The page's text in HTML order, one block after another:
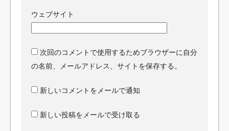
ウェブサイト
次回のコメントで使用するためブラウザーに自分
の名前、メールアドレス、サイトを保存する。
新しいコメントをメールで通知
新しい投稿をメールで受け取る